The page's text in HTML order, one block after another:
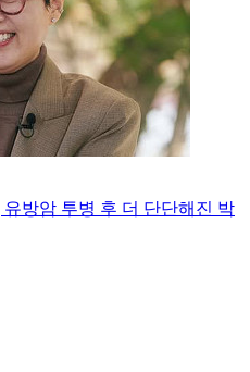
방암 투병 후 더 단단해진 박